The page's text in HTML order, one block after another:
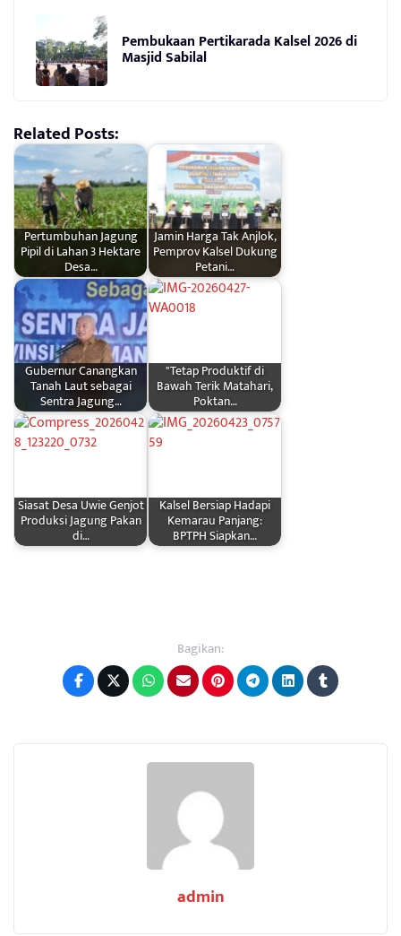
Pembukaan Pertikarada Kalsel 2026 di
Masjid Sabilal
Related Posts:
Pertumbuhan Jagung
Pipil di Lahan 3 Hektare
Desa…
Jamin Harga Tak Anjlok,
Pemprov Kalsel Dukung
Petani…
Gubernur Canangkan
Tanah Laut sebagai
Sentra Jagung…
"Tetap Produktif di
Bawah Terik Matahari,
Poktan…
Siasat Desa Uwie Genjot
Produksi Jagung Pakan
di…
Kalsel Bersiap Hadapi
Kemarau Panjang:
BPTPH Siapkan…
Bagikan:
admin